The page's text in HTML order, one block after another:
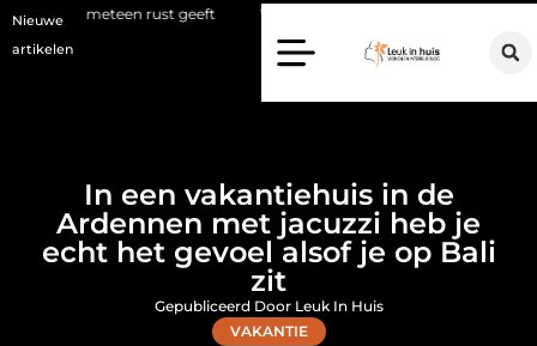
Nieuwe
artikelen
rust geeft Waarom een makelaar in Hilversum nu het verschil
In een vakantiehuis in de
Ardennen met jacuzzi heb je
echt het gevoel alsof je op Bali
zit
VAKANTIE
Gepubliceerd Door Leuk In Huis